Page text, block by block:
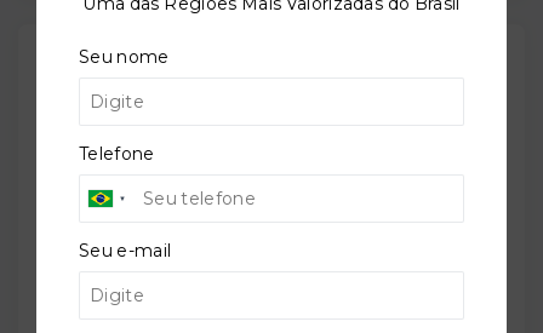
Localização
Rua Professor Augusto Lins e Silva, 1020 - Boa
−
Seu nome
Telefone
Seu e-mail